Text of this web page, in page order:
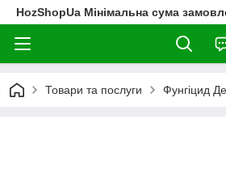
HozShopUa Мінімальна сума
Товари та послуги Фунгіцид